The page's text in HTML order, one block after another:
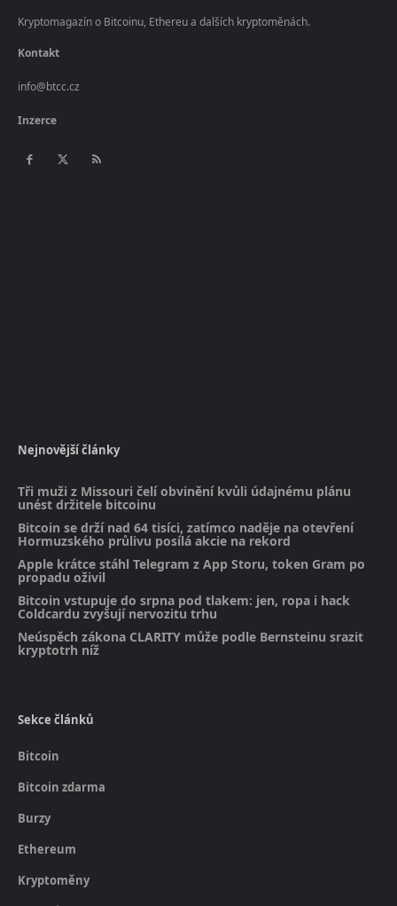
Kryptomagazín o Bitcoinu, Ethereu a dalších kryptoměnách.
Kontakt
info@btcc.cz
Inzerce
Nejnovější články
Tři muži z Missouri čelí obvinění kvůli údajnému plánu
unést držitele bitcoinu
Bitcoin se drží nad 64 tisíci, zatímco naděje na otevření
Hormuzského průlivu posílá akcie na rekord
Apple krátce stáhl Telegram z App Storu, token Gram po
propadu oživil
Bitcoin vstupuje do srpna pod tlakem: jen, ropa i hack
Coldcardu zvyšují nervozitu trhu
Neúspěch zákona CLARITY může podle Bernsteinu srazit
kryptotrh níž
Sekce článků
Bitcoin
Bitcoin zdarma
Burzy
Ethereum
Kryptoměny